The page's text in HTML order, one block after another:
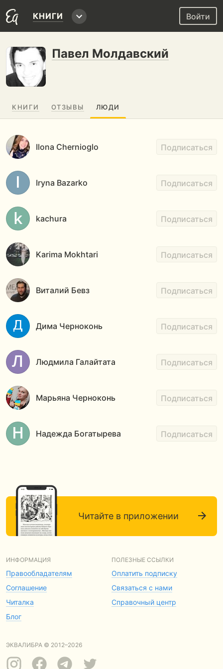
КНИГИ Войти
Павел Молдавский
КНИГИ ОТЗЫВЫ ЛЮДИ
Ilona Chernioglo Подписаться
Iryna Bazarko Подписаться
kachura Подписаться
Karima Mokhtari Подписаться
Виталий Бевз Подписаться
Дима Черноконь Подписаться
Людмила Галайтата Подписаться
Марьяна Черноконь Подписаться
Надежда Богатырева Подписаться
Читайте в приложении
ИНФОРМАЦИЯ
Правообладателям
Соглашение
Читалка
Блог
ПОЛЕЗНЫЕ ССЫЛКИ
Оплатить подписку
Связаться с нами
Справочный центр
ЭКВАЛИБРА © 2012–2026